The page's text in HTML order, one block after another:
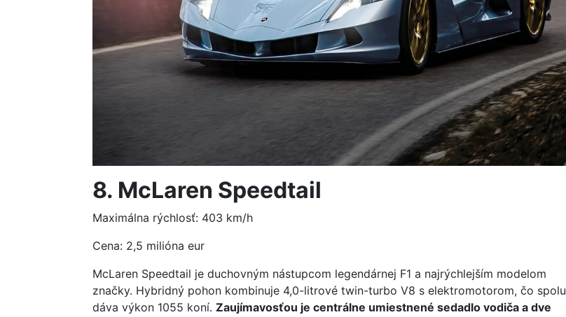
8. McLaren Speedtail
Maximálna rýchlosť: 403 km/h
Cena: 2,5 milióna eur
McLaren Speedtail je duchovným nástupcom legendárnej F1 a najrýchlejším modelom
značky. Hybridný pohon kombinuje 4,0-litrové twin-turbo V8 s elektromotorom, čo spolu
dáva výkon 1055 koní. Zaujímavosťou je centrálne umiestnené sedadlo vodiča a dve